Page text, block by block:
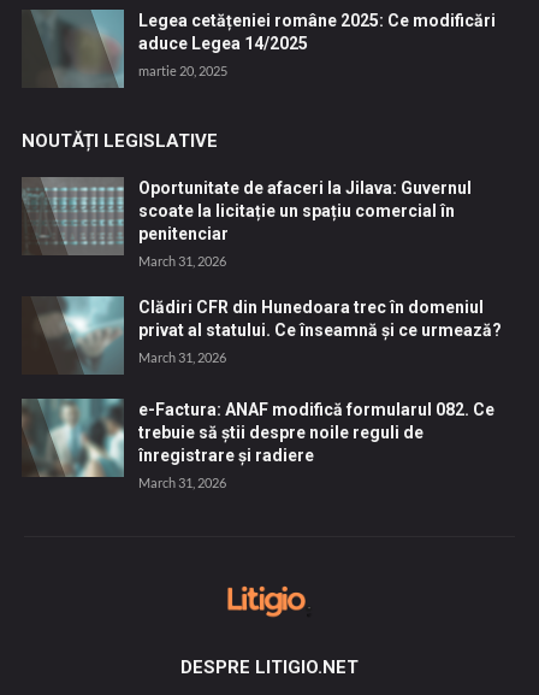
Legea cetățeniei române 2025: Ce modificări
aduce Legea 14/2025
martie 20, 2025
NOUTĂȚI LEGISLATIVE
Oportunitate de afaceri la Jilava: Guvernul
scoate la licitație un spațiu comercial în
penitenciar
March 31, 2026
Clădiri CFR din Hunedoara trec în domeniul
privat al statului. Ce înseamnă și ce urmează?
March 31, 2026
e-Factura: ANAF modifică formularul 082. Ce
trebuie să știi despre noile reguli de
înregistrare și radiere
March 31, 2026
DESPRE LITIGIO.NET